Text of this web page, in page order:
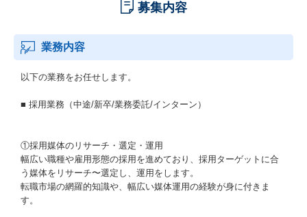
募集内容
業務内容
以下の業務をお任せします。
■ 採用業務（中途/新卒/業務委託/インターン）
①採用媒体のリサーチ・選定・運用
幅広い職種や雇用形態の採用を進めており、採用ターゲットに合
う媒体をリサーチ〜選定し、運用をします。
転職市場の網羅的知識や、幅広い媒体運用の経験が身に付きま
す。